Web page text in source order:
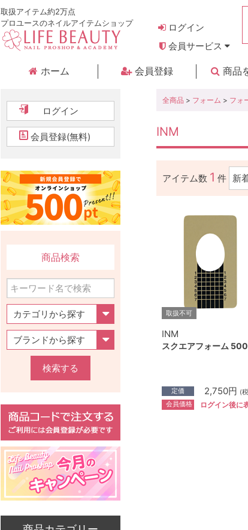
取扱アイテム約2万点
プロユースのネイルアイテムショップ
ログイン
会員サービス
ホーム 会員登録
商品
全商品 > フォーム > フォ
INM
アイテム数 1 件
取扱不可
INM
スクエアフォーム
定価 2,750円 (
会員価格 ログイン後に
ログイン
会員登録(無料)
商品検索
検索する